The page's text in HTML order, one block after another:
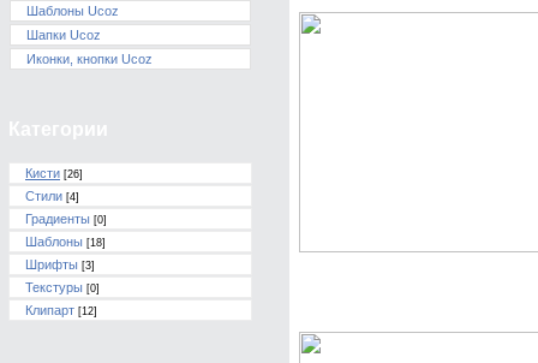
Шаблоны Ucoz
Шапки Ucoz
Иконки, кнопки Ucoz
Категории
Кисти [26]
Стили [4]
Градиенты [0]
Шаблоны [18]
Шрифты [3]
Текстуры [0]
Клипарт [12]